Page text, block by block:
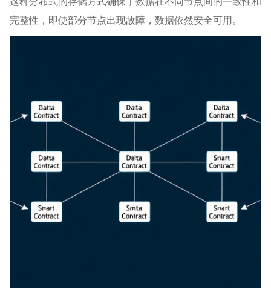
完整性，即使部分节点出现故障，数据依然安全可用。